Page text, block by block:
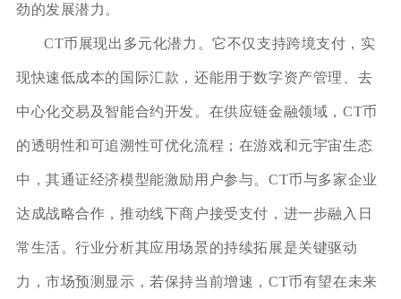
劲的发展潜力。
CT币展现出多元化潜力。它不仅支持跨境支付，实
现快速低成本的国际汇款，还能用于数字资产管理、去
中心化交易及智能合约开发。在供应链金融领域，CT币
的透明性和可追溯性可优化流程；在游戏和元宇宙生态
中，其通证经济模型能激励用户参与。CT币与多家企业
达成战略合作，推动线下商户接受支付，进一步融入日
常生活。行业分析其应用场景的持续拓展是关键驱动
力，市场预测显示，若保持当前增速，CT币有望在未来